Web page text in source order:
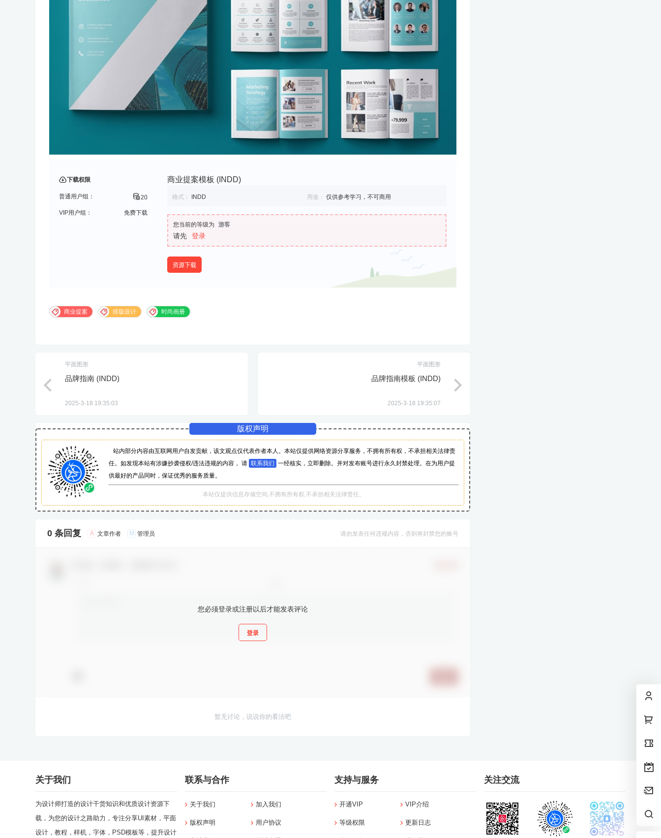
下载权限
普通用户组： 20
VIP用户组： 免费下载
商业提案模板 (INDD)
格式： INDD 用途： 仅供参考学习，不可商用
您当前的等级为 游客
请先 登录
资源下载
商业提案 排版设计 时尚画册
平面图形
品牌指南 (INDD)
2025-3-18 19:35:03
平面图形
品牌指南模板 (INDD)
2025-3-18 19:35:07
版权声明
站内部分内容由互联网用户自发贡献，该文观点仅代表作者本人。本站仅提供网络资源分享服务，不拥有所有权，不承担相关法律责
任。如发现本站有涉嫌抄袭侵权/违法违规的内容， 请 联系我们 一经核实，立即删除。并对发布账号进行永久封禁处理。在为用户提
供最好的产品同时，保证优秀的服务质量。
本站仅提供信息存储空间,不拥有所有权,不承担相关法律责任。
0 条回复 A 文章作者 M 管理员 请勿发表任何违规内容，否则将封禁您的账号
您必须登录或注册以后才能发表评论
登录
暂无讨论，说说你的看法吧
关于我们
为设计师打造的设计干货知识和优质设计资源下
载，为您的设计之路助力，专注分享UI素材，平面
设计，教程，样机，字体，PSD模板等，提升设计
联系与合作
关于我们 加入我们
版权声明 用户协议
支持与服务
开通VIP VIP介绍
等级权限 更新日志
关注交流